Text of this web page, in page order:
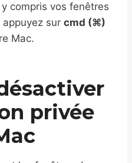
compris vos fenêtres
sur cmd (⌘)
Mac.
privée